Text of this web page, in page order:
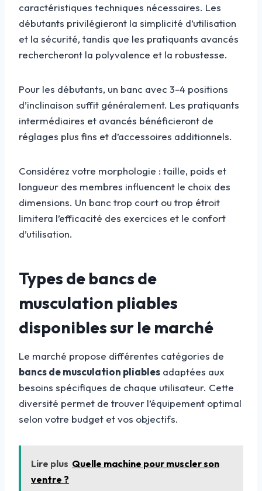
caractéristiques techniques nécessaires. Les
débutants privilégieront la simplicité d’utilisation
et la sécurité, tandis que les pratiquants avancés
rechercheront la polyvalence et la robustesse.
Pour les débutants, un banc avec 3-4 positions
d’inclinaison suffit généralement. Les pratiquants
intermédiaires et avancés bénéficieront de
réglages plus fins et d’accessoires additionnels.
Considérez votre morphologie : taille, poids et
longueur des membres influencent le choix des
dimensions. Un banc trop court ou trop étroit
limitera l’efficacité des exercices et le confort
d’utilisation.
Types de bancs de
musculation pliables
disponibles sur le marché
Le marché propose différentes catégories de
bancs de musculation pliables adaptées aux
besoins spécifiques de chaque utilisateur. Cette
diversité permet de trouver l’équipement optimal
selon votre budget et vos objectifs.
Lire plus Quelle machine pour muscler son
ventre ?